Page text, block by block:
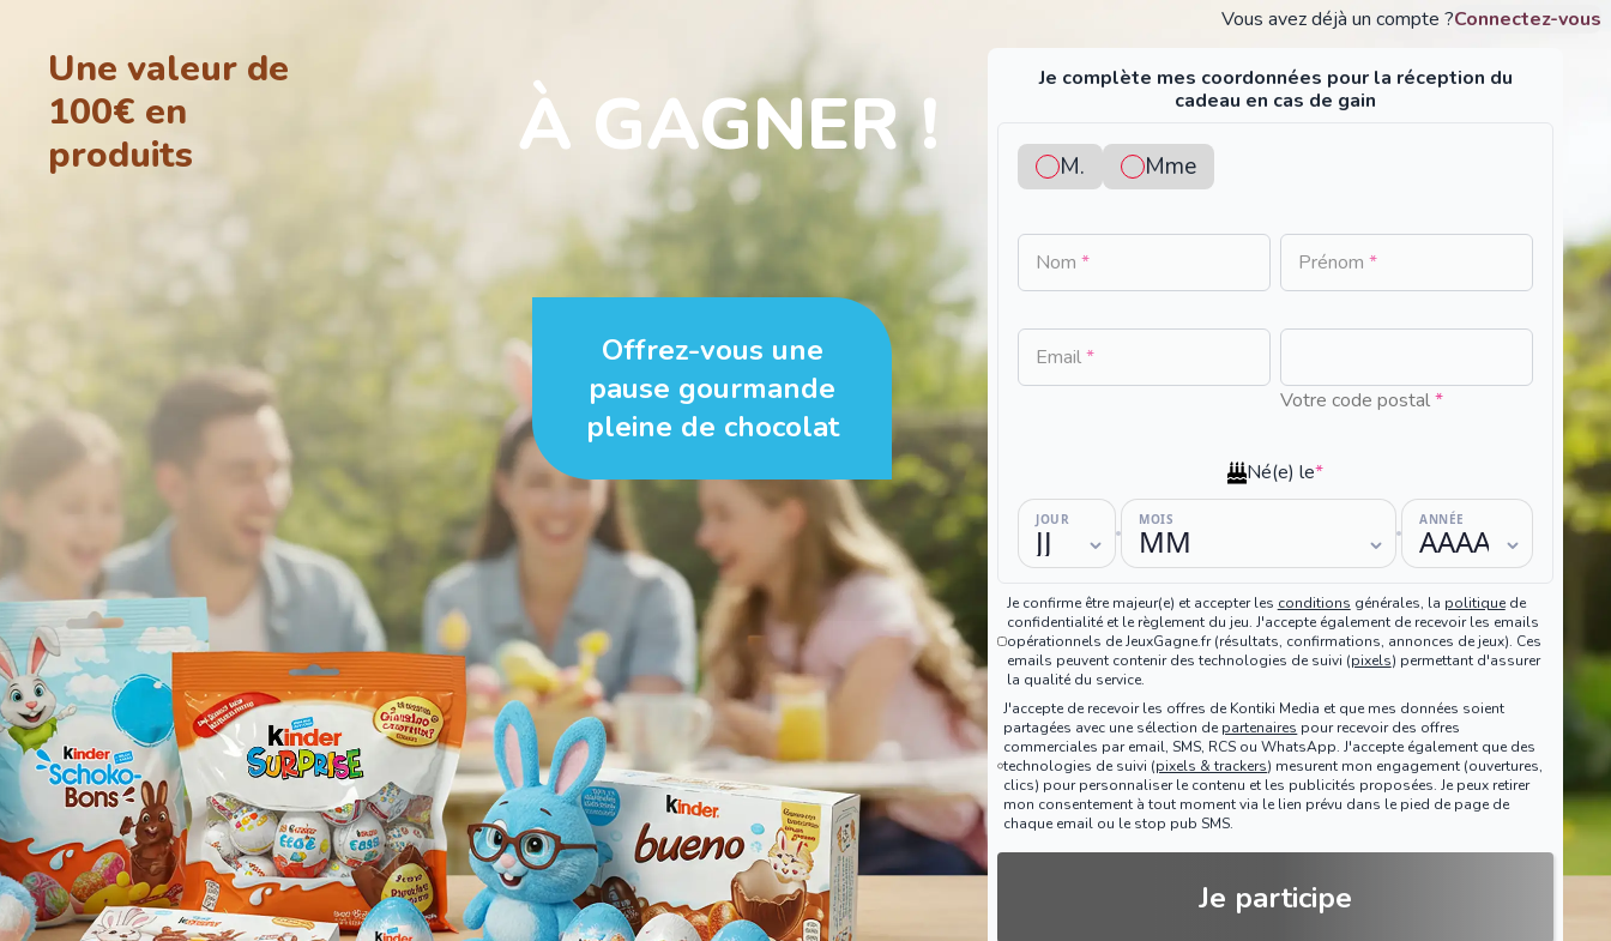
Une valeur de
100€ en
produits
À GAGNER !
Offrez-vous une
pause gourmande
pleine de chocolat
Vous avez déjà un compte ?Connectez-vous
Je complète mes coordonnées pour la réception du
cadeau en cas de gain
M. Mme
Nom * Prénom *
Email*
No
Votre code postal*
Né(e) le*
JOUR MOIS ANNÉE
Je confirme être majeur(e) et accepter les conditions générales, la politiquede
confidentialité et le règlement du jeu. J'accepte également de recevoir les emails
opérationnels de JeuxGagne.fr (résultats, confirmations, annonces de jeux). Ces
emails peuvent contenir des technologies de suivi (pixels) permettant d'assurer
la qualité du service.
J'accepte de recevoir les offres de Kontiki Media et que mes données soient
partagées avec une sélection de partenaires pour recevoir des offres
commerciales par email, SMS, RCS ou WhatsApp. J'accepte également que des
technologies de suivi (pixels & trackers) mesurent mon engagement (ouvertures,
clics) pour personnaliser le contenu et les publicités proposées. Je peux retirer
mon consentement à tout moment via le lien prévu dans le pied de page de
chaque email ou le stop pub SMS.
Je participe